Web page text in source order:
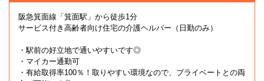
阪急箕面線「箕面駅」から徒歩1分
サービス付き高齢者向け住宅の介護ヘルパー（日勤のみ）
・駅前の好立地で通いやすいです◎
・マイカー通勤可
・有給取得率100％！取りやすい環境なので、プライベートとの両